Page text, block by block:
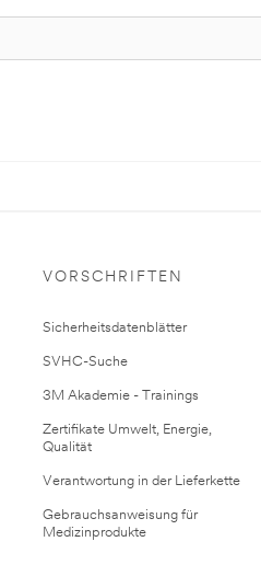
VORSCHRIFTEN
Sicherheitsdatenblätter
SVHC-Suche
3M Akademie - Trainings
Zertifikate Umwelt, Energie,
Qualität
Verantwortung in der Lieferkette
Gebrauchsanweisung für
Medizinprodukte